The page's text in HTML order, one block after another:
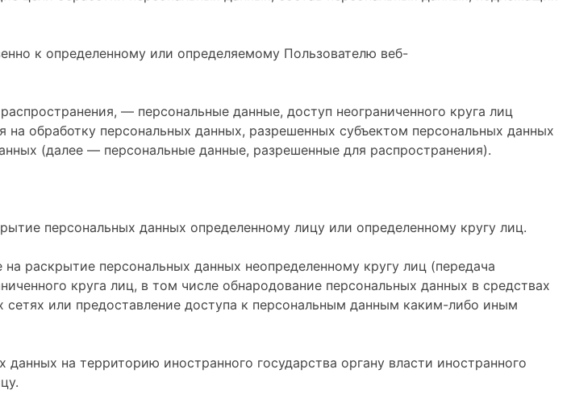
к определенному или определяемому Пользователю веб-
— персональные данные, доступ неограниченного круга лиц
обработку персональных данных, разрешенных субъектом персональных данных
(далее — персональные данные, разрешенные для распространения).
персональных данных определенному лицу или определенному кругу лиц.
раскрытие персональных данных неопределенному кругу лиц (передача
круга лиц, в том числе обнародование персональных данных в средствах
или предоставление доступа к персональным данным каким-либо иным
на территорию иностранного государства органу власти иностранного